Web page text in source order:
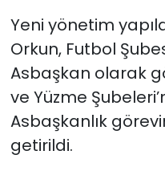
Yeni yönetim
Orkun, Futbol
Asbaşkan olarak
ve Yüzme
Asbaşkanlık
getirildi.
Yazarlar